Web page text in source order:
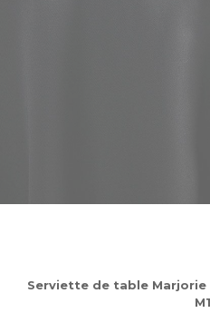
Serviette de table
M1